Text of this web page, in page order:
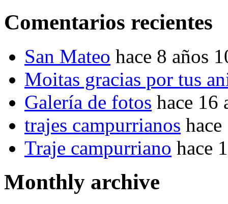
Comentarios recientes
San Mateo hace 8 años
Moitas gracias por tus
Galería de fotos hace 16
trajes campurrianos
Traje campurriano hace
Monthly archive